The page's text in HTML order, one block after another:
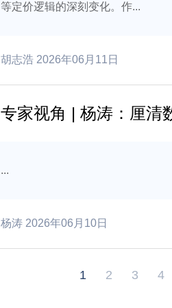
等定价逻辑的深刻变化。作...
胡志浩 2026年06月11日
专家视角 | 杨涛：厘清
...
杨涛 2026年06月10日
1 2 3 4